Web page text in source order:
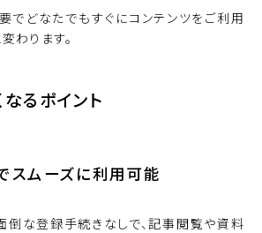
でどなたでもすぐにコンテンツをご利用
わります。
なるポイント
スムーズに利用可能
倒な登録手続きなしで、記事閲覧や資料